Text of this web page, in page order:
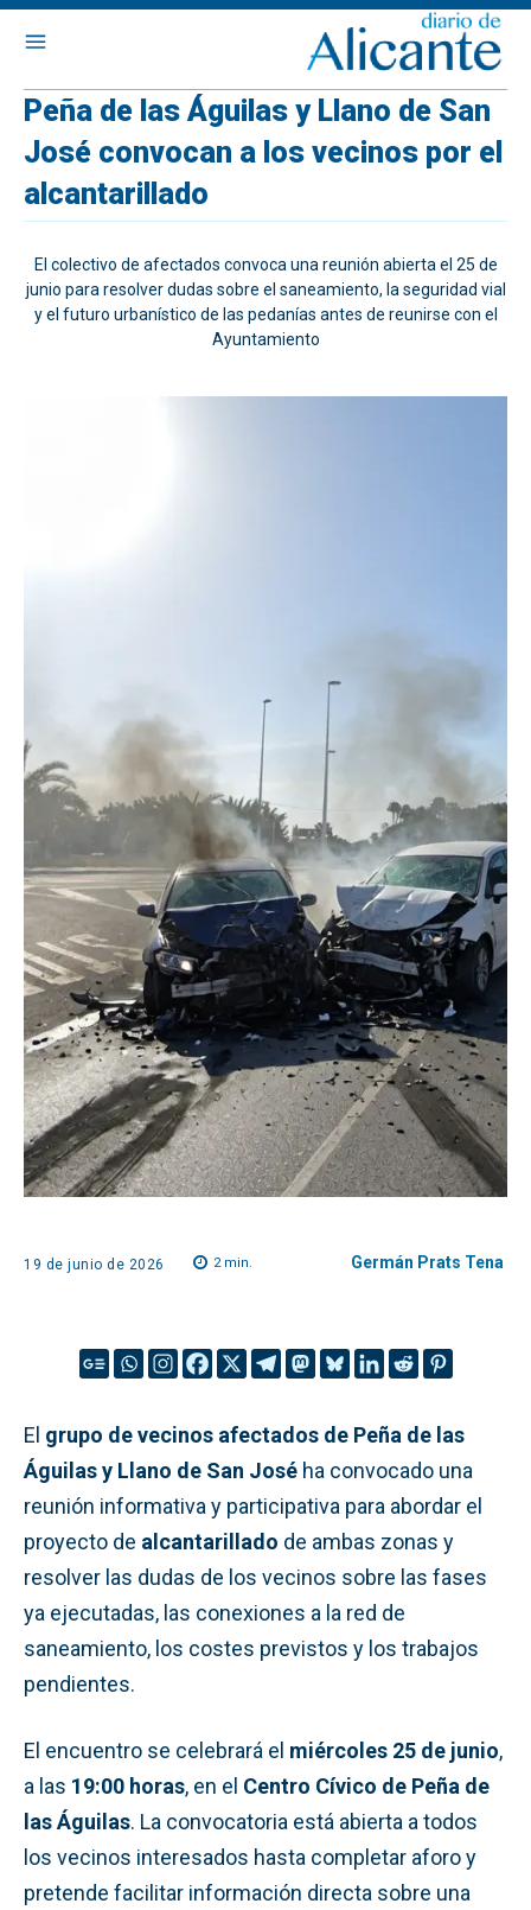
Peña de las Águilas y Llano de San
José convocan a los vecinos por el
alcantarillado
El colectivo de afectados convoca una reunión abierta el 25 de
junio para resolver dudas sobre el saneamiento, la seguridad vial
y el futuro urbanístico de las pedanías antes de reunirse con el
Ayuntamiento
19 de junio de 2026 2min. Germán Prats Tena
El grupo de vecinos afectados de Peña de las
Águilas y Llano de San José ha convocado una
reunión informativa y participativa para abordar el
proyecto de alcantarillado de ambas zonas y
resolver las dudas de los vecinos sobre las fases
ya ejecutadas, las conexiones a la red de
saneamiento, los costes previstos y los trabajos
pendientes.
El encuentro se celebrará el miércoles 25 de junio,
a las 19:00 horas, en el Centro Cívico de Peña de
las Águilas. La convocatoria está abierta a todos
los vecinos interesados hasta completar aforo y
pretende facilitar información directa sobre una